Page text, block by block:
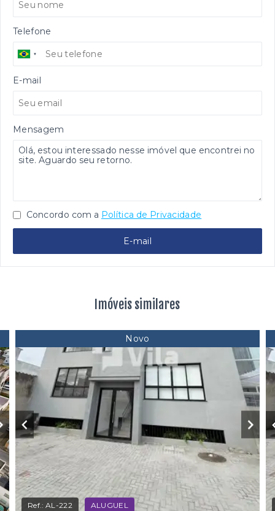
Telefone
E-mail
Mensagem
Concordo com a Política de Privacidade
E-mail
Imóveis similares
Novo
Ref.:AL-222 ALUGUEL